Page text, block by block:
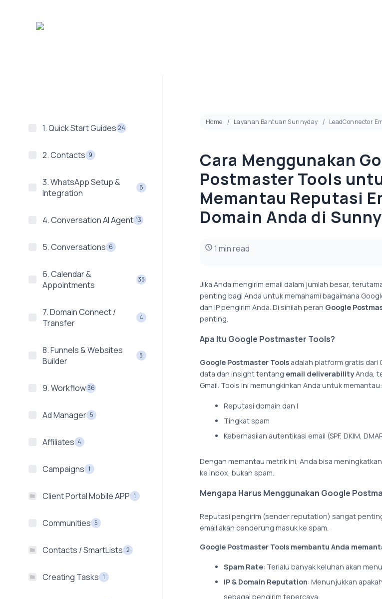
1. Quick Start Guides 24
2. Contacts 9
3. WhatsApp Setup &
Integration
6
4. Conversation AI Agent 13
5. Conversations 6
6. Calendar &
Appointments
35
7. Domain Connect /
Transfer
4
8. Funnels & Websites
Builder
5
9. Workflow36
Ad Manager 5
Affiliates 4
Campaigns 1
Client Portal Mobile APP 1
Communities 5
Contacts / SmartLists 2
Creating Tasks 1
Home Layanan Bantuan Sunnyday LeadConnector
Cara Menggunakan
Postmaster Tools
Memantau Reputasi
Domain Anda di
1 min read
Jika Anda mengirim email dalam jumlah besar,
penting bagi Anda untuk memahami bagaimana
dan IP pengirim Anda. Di sinilah peran Google
penting.
Apa Itu Google Postmaster Tools?
Google Postmaster Toolsadalah platform gratis dari
data dan insight tentang email deliverabilityAnda,
Gmail. Tools ini memungkinkan Anda untuk memantau:
Reputasi domain dan I
Tingkat spam
Keberhasilan autentikasi email (SPF, DKIM,
Dengan memantau metrik ini, Anda bisa
ke inbox, bukan spam.
Mengapa Harus Menggunakan Google
Reputasi pengirim (sender reputation) sangat
email akan cenderung masuk ke spam.
Google Postmaster Tools membantu Anda
Spam Rate: Terlalu banyak keluhan akan
IP & Domain Reputation: Menunjukkan
sebagai pengirim tepercaya.